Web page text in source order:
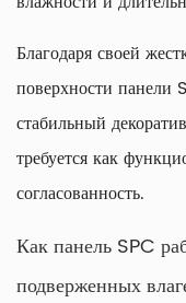
Благодаря своей
поверхности панели
стабильный
требуется как
согласованность.
Как панель SPC
подверженных